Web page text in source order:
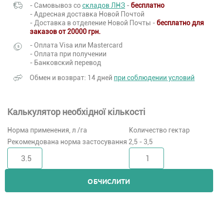
- Самовывоз соскладов ЛНЗ - бесплатно
- Адресная доставка Новой Почтой
- Доставка в отделение Новой Почты - бесплатно для
заказов от 20000 грн.
- Оплата Visa или Mastercard
- Оплата при получении
- Банковский перевод
Обмен и возврат: 14 дней при соблюдении условий
Калькулятор необхідної кількості
Норма применения, л /га
Количество гектар
Рекомендована норма застосування 2,5 - 3,5
ОБЧИСЛИТИ